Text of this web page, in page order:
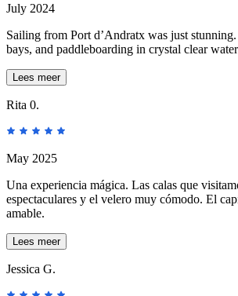
July 2024
Sailing from Port d’Andratx was just
bays, and paddleboarding in crystal clear
Lees meer
Rita 0.
May 2025
Una experiencia mágica. Las calas que
espectaculares y el velero muy cómodo. El
amable.
Lees meer
Jessica G.